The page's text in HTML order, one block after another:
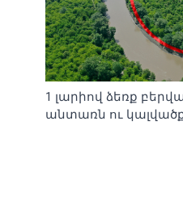
1 լարիով ձեռք
անտառն ու